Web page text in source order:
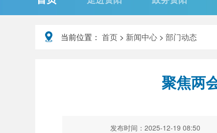
当前位置： 首页 > 新闻中心 > 部门动态
聚焦两
发布时间：2025-12-19 08:50